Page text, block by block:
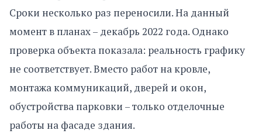
Сроки несколько раз переносили. На данный
момент в планах – декабрь 2022 года. Однако
проверка объекта показала: реальность графику
не соответствует. Вместо работ на кровле,
монтажа коммуникаций, дверей и окон,
обустройства парковки – только отделочные
работы на фасаде здания.